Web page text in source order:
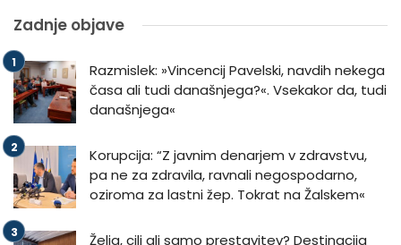
Zadnje objave
Razmislek: »Vincencij Pavelski, navdih nekega
časa ali tudi današnjega?«. Vsekakor da, tudi
današnjega«
Korupcija: “Z javnim denarjem v zdravstvu,
pa ne za zdravila, ravnali negospodarno,
oziroma za lastni žep. Tokrat na Žalskem«
Želja, cilj ali samo prestavitev? Destinacija